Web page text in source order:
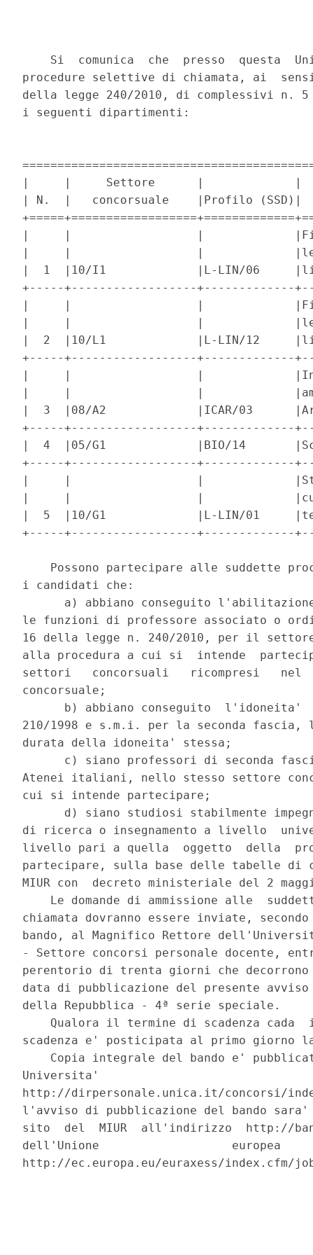
Si  comunica  che  presso  questa
procedure selettive di chiamata, ai
della legge 240/2010, di complessivi n.
i seguenti dipartimenti:
|     |     Settore      |
| N.  |   concorsuale    |Profilo (SSD)|
|     |                  |
|     |                  |
|  1  |10/I1             |L-LIN/06
+-----+------------------+-------------
|     |                  |
|     |                  |
|  2  |10/L1             |L-LIN/12
+-----+------------------+-------------
|     |                  |
|     |                  |
|  3  |08/A2             |ICAR/03
+-----+------------------+-------------
|  4  |05/G1             |BIO/14
+-----+------------------+-------------
|     |                  |
|     |                  |
|  5  |10/G1             |L-LIN/01
+-----+------------------+-------------
Possono partecipare alle suddette
i candidati che:
a) abbiano conseguito
le funzioni di professore associato o
16 della legge n. 240/2010, per il settore
alla procedura a cui si  intende
settori   concorsuali   ricompresi   nel
concorsuale;
b) abbiano conseguito  l'idoneita'
210/1998 e s.m.i. per la seconda
durata della idoneita' stessa;
c) siano professori di seconda
Atenei italiani, nello stesso settore
cui si intende partecipare;
d) siano studiosi stabilmente
di ricerca o insegnamento a livello
livello pari a quella  oggetto  della
partecipare, sulla base delle tabelle di
MIUR con  decreto ministeriale del 2
Le domande di ammissione alle
chiamata dovranno essere inviate,
bando, al Magnifico Rettore
- Settore concorsi personale docente,
perentorio di trenta giorni che
data di pubblicazione del presente
della Repubblica - 4ª serie speciale.
Qualora il termine di scadenza cada
scadenza e' posticipata al primo giorno
Copia integrale del bando e'
Universita'
http://dirpersonale.unica.it/concorsi/
l'avviso di pubblicazione del bando
sito  del  MIUR  all'indirizzo  http://
dell'Unione                   europea
http://ec.europa.eu/euraxess/index.cfm/